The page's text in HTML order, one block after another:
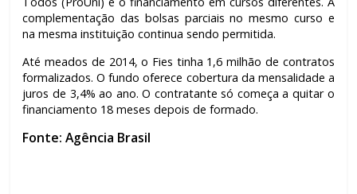
complementação das bolsas parciais no mesmo curso e
na mesma instituição continua sendo permitida.
Até meados de 2014, o Fies tinha 1,6 milhão de contratos
formalizados. O fundo oferece cobertura da mensalidade a
juros de 3,4% ao ano. O contratante só começa a quitar o
financiamento 18 meses depois de formado.
Fonte: Agência Brasil